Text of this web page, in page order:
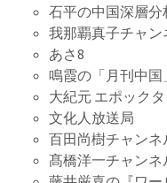
石平の中国深層分
我那覇真子チャン
あさ8
鳴霞の「月刊中国
大紀元 エポック
文化人放送局
百田尚樹チャンネ
髙橋洋一チャンネ